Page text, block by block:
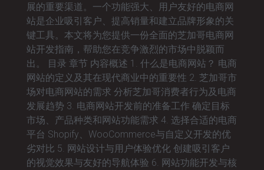
展的重要渠道。一个功能强大、用户友好的电商网
站是企业吸引客户、提高销量和建立品牌形象的关
键工具。本文将为您提供一份全面的芝加哥电商网
站开发指南，帮助您在竞争激烈的市场中脱颖而
出。 目录 章节 内容概述 1. 什么是电商网站？ 电商
网站的定义及其在现代商业中的重要性 2. 芝加哥市
场对电商网站的需求 分析芝加哥消费者行为及电商
发展趋势 3. 电商网站开发前的准备工作 确定目标
市场、产品种类和网站功能需求 4. 选择合适的电商
平台 Shopify、WooCommerce与自定义开发的优
劣对比 5. 网站设计与用户体验优化 创建吸引客户
的视觉效果与友好的导航体验 6. 网站功能开发与核